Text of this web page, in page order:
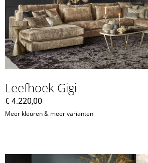
Leefhoek Gigi
€ 4.220,00
Meer kleuren & meer varianten